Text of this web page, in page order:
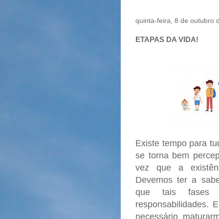
quinta-feira, 8 de outubro
ETAPAS DA VIDA!
Existe tempo para
se torna bem
vez que a
Devemos ter a
que tais fases
responsabilidades.
necessário